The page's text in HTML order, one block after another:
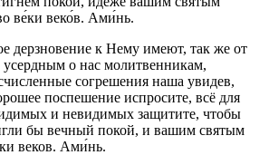
ве́ки веко́в. Ами́нь.
дерзновение к Нему имеют, так же от
о нас молитвенникам,
согрешения наша увидев,
поспешение испросите, всё для
и невидимых защитите, чтобы
бы вечный покой, и вашим святым
веков. Ами́нь.